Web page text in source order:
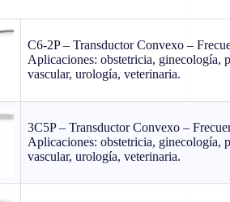
C6-2P – Transductor Convexo –
Aplicaciones: obstetricia, ginecología,
vascular, urología, veterinaria.
3C5P – Transductor Convexo –
Aplicaciones: obstetricia, ginecología,
vascular, urología, veterinaria.